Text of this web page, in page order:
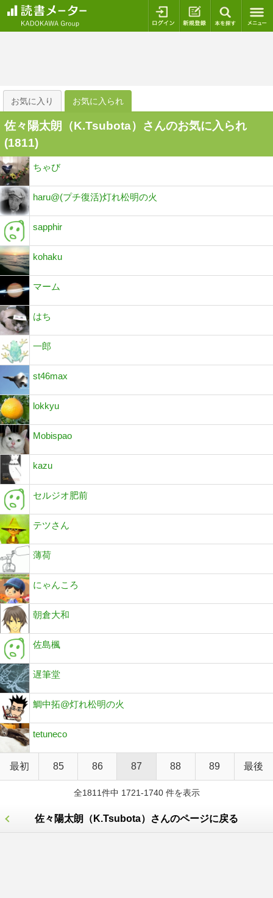
ログイン 新規登録
お気に入り お気に入られ
佐々陽太朗（K.Tsubota）さんのお気に入られ
(1811)
ちゃび
haru@(プチ復活)灯れ松明の火
sapphir
kohaku
マーム
はち
一郎
st46max
lokkyu
Mobispao
kazu
セルジオ肥前
テツさん
薄荷
にゃんころ
朝倉大和
佐島楓
遅筆堂
鯛中拓@灯れ松明の火
tetuneco
最初 85 86 87 88 89 最後
全1811件中 1721-1740 件を表示
佐々陽太朗（K.Tsubota）さんのページに戻る